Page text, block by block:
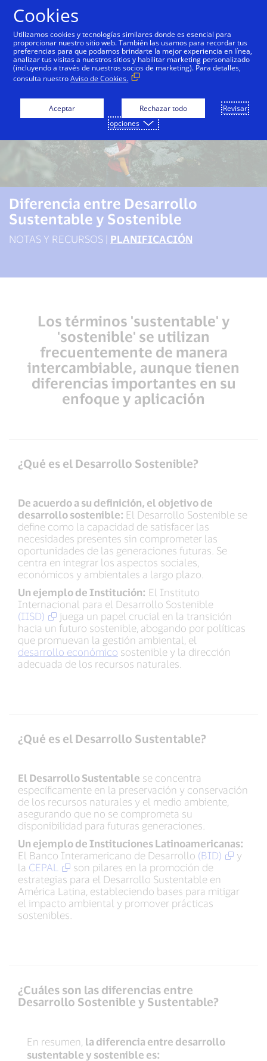
Diferencia entre Desarrollo
Sustentable y Sostenible
NOTAS Y RECURSOS | PLANIFICACIÓN
Los términos 'sustentable' y
'sostenible' se utilizan
frecuentemente de manera
intercambiable, aunque tienen
diferencias importantes en su
enfoque y aplicación
¿Qué es el Desarrollo Sostenible?
De acuerdo a su definición, el objetivo de
desarrollo sostenible: El Desarrollo Sostenible se
define como la capacidad de satisfacer las
necesidades presentes sin comprometer las
oportunidades de las generaciones futuras. Se
centra en integrar los aspectos sociales,
económicos y ambientales a largo plazo.
Un ejemplo de Institución: El Instituto
Internacional para el Desarrollo Sostenible
(IISD)
juega un papel crucial en la transición
hacia un futuro sostenible, abogando por políticas
que promuevan la gestión ambiental, el
desarrollo económico sostenible y la dirección
adecuada de los recursos naturales.
¿Qué es el Desarrollo Sustentable?
El Desarrollo Sustentable se concentra
específicamente en la preservación y conservación
de los recursos naturales y el medio ambiente,
asegurando que no se comprometa su
disponibilidad para futuras generaciones.
Un ejemplo de Instituciones Latinoamericanas:
El Banco Interamericano de Desarrollo (BID)
y
la CEPAL
son pilares en la promoción de
estrategias para el Desarrollo Sustentable en
América Latina, estableciendo bases para mitigar
el impacto ambiental y promover prácticas
sostenibles.
¿Cuáles son las diferencias entre
Desarrollo Sostenible y Sustentable?
En resumen, la diferencia entre desarrollo
sustentable y sostenible es:
Cookies
Utilizamos cookies y tecnologías similares donde es esencial para
proporcionar nuestro sitio web. También las usamos para recordar tus
preferencias para que podamos brindarte la mejor experiencia en línea,
analizar tus visitas a nuestros sitios y habilitar marketing personalizado
(incluyendo a través de nuestros socios de marketing). Para detalles,
consulta nuestroAviso de Cookies.
Aceptar Rechazar todo
Revisar
opciones